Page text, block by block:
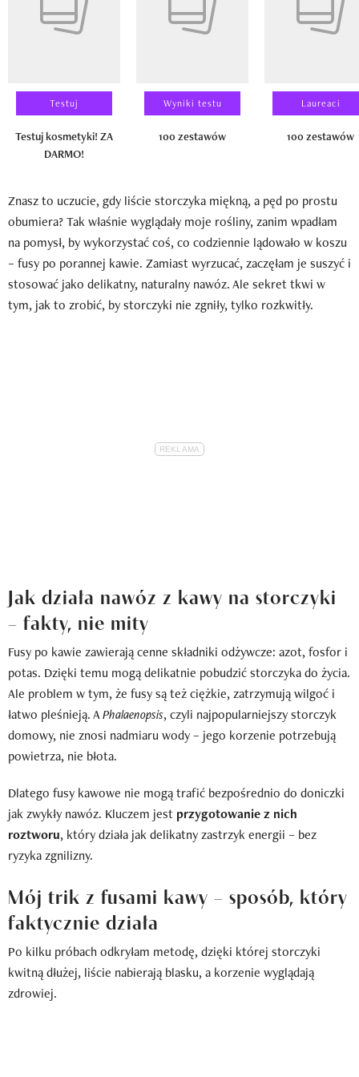
Testuj
Testuj kosmetyki! ZA
DARMO!
Wyniki testu
100 zestawów
Laureaci
100 zestawów
Znasz to uczucie, gdy liście storczyka miękną, a pęd po prostu
obumiera? Tak właśnie wyglądały moje rośliny, zanim wpadłam
na pomysł, by wykorzystać coś, co codziennie lądowało w koszu
– fusy po porannej kawie. Zamiast wyrzucać, zaczęłam je suszyć i
stosować jako delikatny, naturalny nawóz. Ale sekret tkwi w
tym, jak to zrobić, by storczyki nie zgniły, tylko rozkwitły.
Jak działa nawóz z kawy na storczyki
– fakty, nie mity
Fusy po kawie zawierają cenne składniki odżywcze: azot, fosfor i
potas. Dzięki temu mogą delikatnie pobudzić storczyka do życia.
Ale problem w tym, że fusy są też ciężkie, zatrzymują wilgoć i
łatwo pleśnieją. APhalaenopsis, czyli najpopularniejszy storczyk
domowy, nie znosi nadmiaru wody – jego korzenie potrzebują
powietrza, nie błota.
Dlatego fusy kawowe nie mogą trafić bezpośrednio do doniczki
jak zwykły nawóz. Kluczem jest przygotowanie z nich
roztworu, który działa jak delikatny zastrzyk energii – bez
ryzyka zgnilizny.
Mój trik z fusami kawy – sposób, który
faktycznie działa
Po kilku próbach odkryłam metodę, dzięki której storczyki
kwitną dłużej, liście nabierają blasku, a korzenie wyglądają
zdrowiej.